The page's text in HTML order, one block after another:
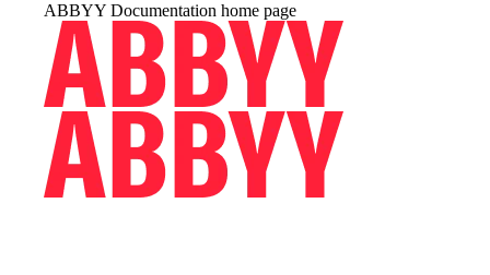
ABBYY Documentation home page